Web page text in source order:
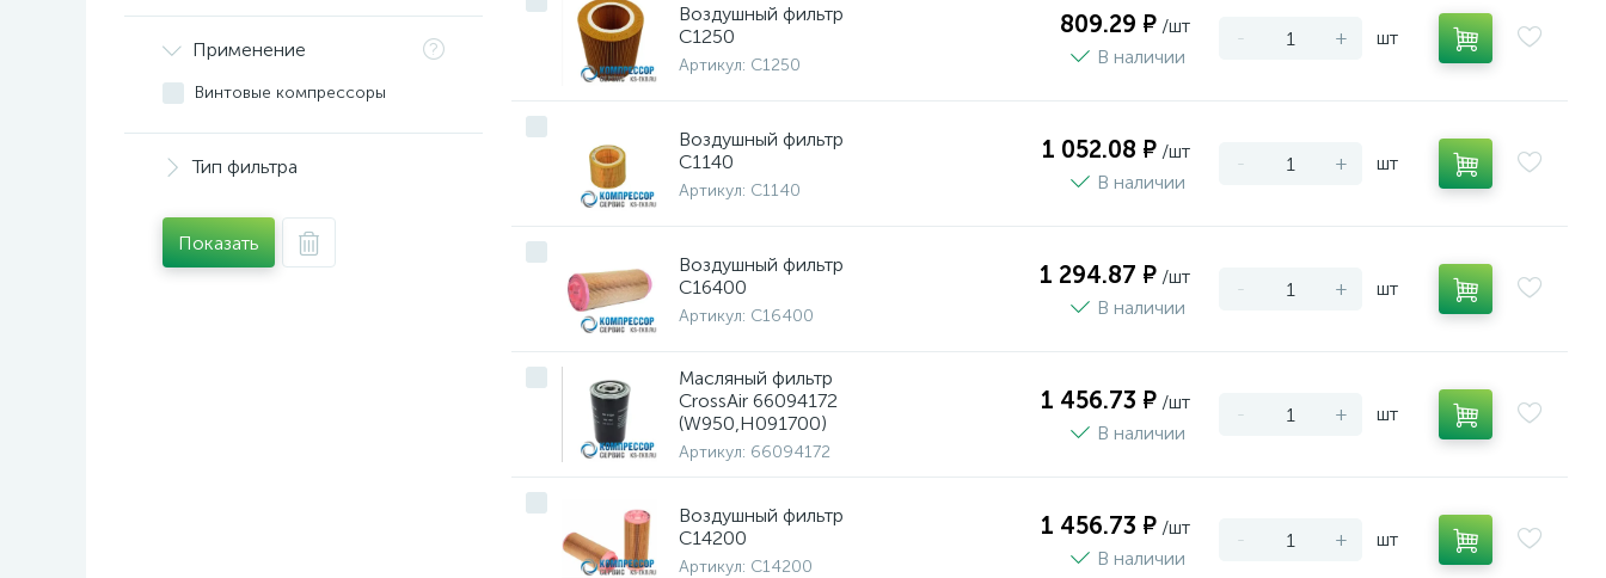
Применение
Винтовые компрессоры
Тип фильтра
Показать
Воздушный фильтр
C1250
Артикул: C1250
809.29 ₽ /шт
В наличии
- + шт
Воздушный фильтр
C1140
Артикул: C1140
1 052.08 ₽ /шт
В наличии
- + шт
Воздушный фильтр
C16400
Артикул: C16400
1 294.87 ₽ /шт
В наличии
- + шт
Масляный фильтр
CrossAir 66094172
(W950,H091700)
Артикул: 66094172
1 456.73 ₽ /шт
В наличии
- + шт
Воздушный фильтр
C14200
Артикул: C14200
1 456.73 ₽ /шт
В наличии
- + шт